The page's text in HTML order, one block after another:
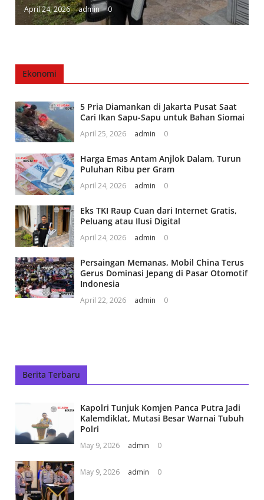
April 24, 2026 admin 0
Ekonomi
5 Pria Diamankan di Jakarta Pusat Saat
Cari Ikan Sapu-Sapu untuk Bahan Siomai
April 25, 2026 admin 0
Harga Emas Antam Anjlok Dalam, Turun
Puluhan Ribu per Gram
April 24, 2026 admin 0
Eks TKI Raup Cuan dari Internet Gratis,
Peluang atau Ilusi Digital
April 24, 2026 admin 0
Persaingan Memanas, Mobil China Terus
Gerus Dominasi Jepang di Pasar Otomotif
Indonesia
April 22, 2026 admin 0
Berita Terbaru
Kapolri Tunjuk Komjen Panca Putra Jadi
Kalemdiklat, Mutasi Besar Warnai Tubuh
Polri
May 9, 2026 admin 0
May 9, 2026 admin 0